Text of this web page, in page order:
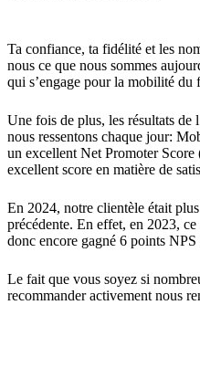
Ta confiance, ta fidélité et les
nous ce que nous sommes
qui s’engage pour la mobilité du
Une fois de plus, les résultats de
nous ressentons chaque jour:
un excellent Net Promoter
excellent score en matière de
En 2024, notre clientèle était
précédente. En effet, en 2023,
donc encore gagné 6 points NPS
Le fait que vous soyez si
recommander activement nous